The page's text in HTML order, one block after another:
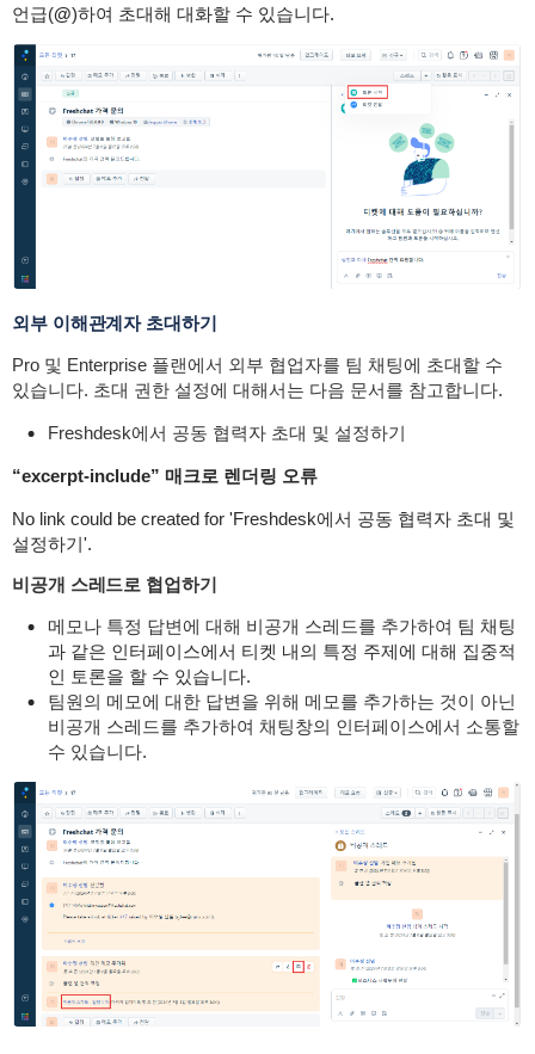
언급(@)하여 초대해 대화할 수 있습니다.
외부 이해관계자 초대하기
Pro 및 Enterprise 플랜에서 외부 협업자를 팀 채팅에 초대할 수
있습니다. 초대 권한 설정에 대해서는 다음 문서를 참고합니다.
Freshdesk에서 공동 협력자 초대 및 설정하기
“excerpt-include” 매크로 렌더링 오류
No link could be created for 'Freshdesk에서 공동 협력자 초대 및
설정하기'.
비공개 스레드로 협업하기
메모나 특정 답변에 대해 비공개 스레드를 추가하여 팀 채팅
과 같은 인터페이스에서 티켓 내의 특정 주제에 대해 집중적
인 토론을 할 수 있습니다.
팀원의 메모에 대한 답변을 위해 메모를 추가하는 것이 아닌
비공개 스레드를 추가하여 채팅창의 인터페이스에서 소통할
수 있습니다.